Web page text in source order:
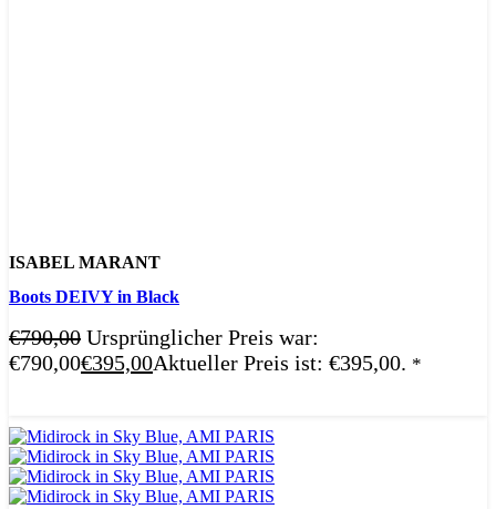
ISABEL MARANT
Boots DEIVY in Black
€790,00 Ursprünglicher Preis war:
€790,00€395,00Aktueller Preis ist: €395,00. *